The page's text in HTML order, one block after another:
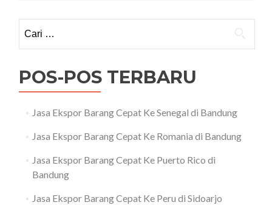
untuk:
POS-POS TERBARU
Jasa Ekspor Barang Cepat Ke Senegal di Bandung
Jasa Ekspor Barang Cepat Ke Romania di Bandung
Jasa Ekspor Barang Cepat Ke Puerto Rico di
Bandung
Jasa Ekspor Barang Cepat Ke Peru di Sidoarjo